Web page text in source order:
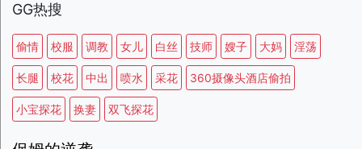
GG热搜
偷情 校服 调教 女儿 白丝 技师 嫂子 大妈 淫荡
长腿 校花 中出 喷水 采花 360摄像头酒店偷拍
小宝探花 换妻 双飞探花